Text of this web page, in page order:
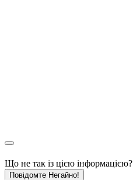
Що не так із цією інформацією?
Повідомте Негайно!